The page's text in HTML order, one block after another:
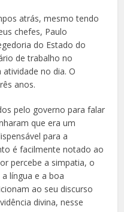
atrás, mesmo tendo
chefes, Paulo
do Estado do
de trabalho no
no dia. O
anos.
pelo governo para falar
que era um
para a
é facilmente notado ao
percebe a simpatia, o
língua e a boa
ao seu discurso
divina, nesse